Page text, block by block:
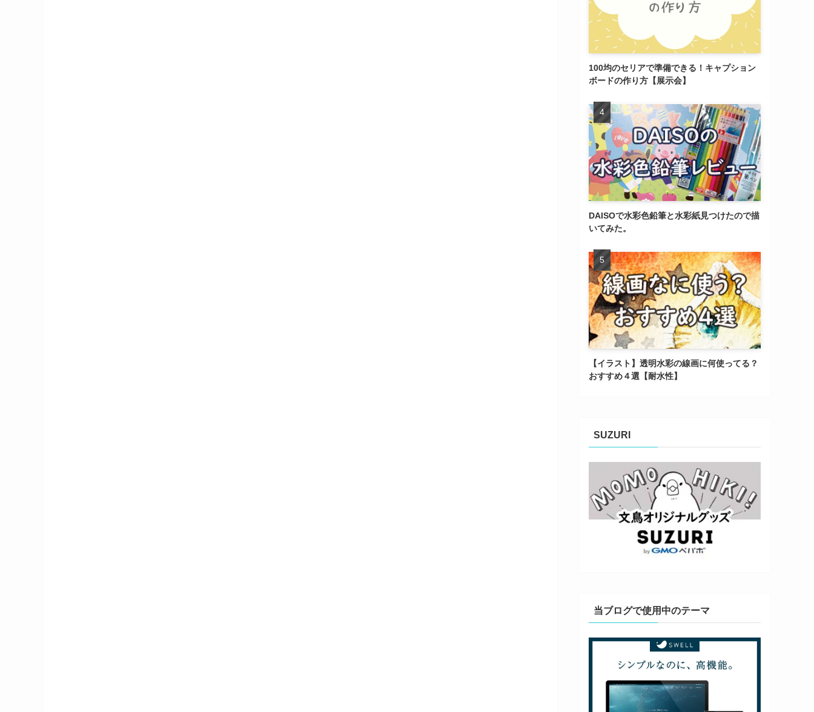
100均のセリアで準備できる！キャプション
ボードの作り方【展示会】
DAISOで水彩色鉛筆と水彩紙見つけたので描
いてみた。
【イラスト】透明水彩の線画に何使ってる？
おすすめ４選【耐水性】
SUZURI
当ブログで使用中のテーマ